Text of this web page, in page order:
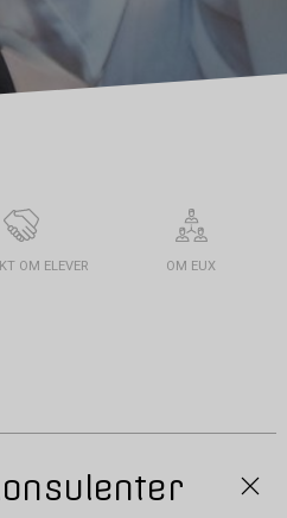
OM ELEVER OM EUX